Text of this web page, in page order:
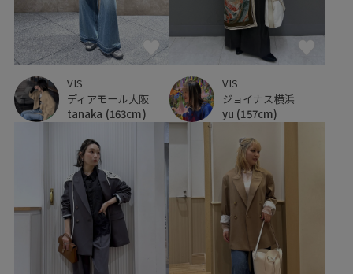
VIS
ディアモール大阪
tanaka (163cm)
VIS
ジョイナス横浜
yu (157cm)